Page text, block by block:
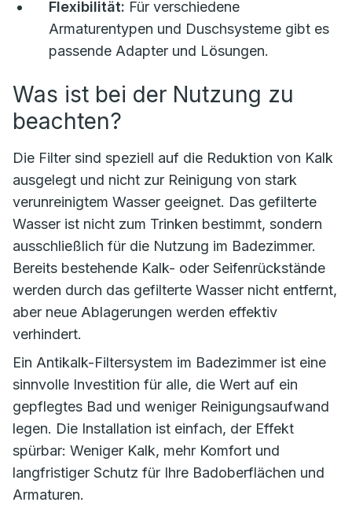
Flexibilität: Für verschiedene
Armaturentypen und Duschsysteme gibt es
passende Adapter und Lösungen.
Was ist bei der Nutzung zu
beachten?
Die Filter sind speziell auf die Reduktion von Kalk
ausgelegt und nicht zur Reinigung von stark
verunreinigtem Wasser geeignet. Das gefilterte
Wasser ist nicht zum Trinken bestimmt, sondern
ausschließlich für die Nutzung im Badezimmer.
Bereits bestehende Kalk- oder Seifenrückstände
werden durch das gefilterte Wasser nicht entfernt,
aber neue Ablagerungen werden effektiv
verhindert.
Ein Antikalk-Filtersystem im Badezimmer ist eine
sinnvolle Investition für alle, die Wert auf ein
gepflegtes Bad und weniger Reinigungsaufwand
legen. Die Installation ist einfach, der Effekt
spürbar: Weniger Kalk, mehr Komfort und
langfristiger Schutz für Ihre Badoberflächen und
Armaturen.